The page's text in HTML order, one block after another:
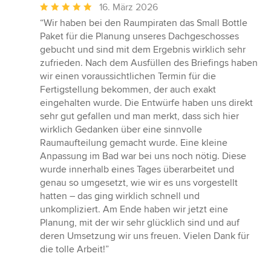
Durchschnittliche
Bewertung:
5
von
5
Sternen
16. März 2026
“Wir haben bei den Raumpiraten das Small Bottle
Paket für die Planung unseres Dachgeschosses
gebucht und sind mit dem Ergebnis wirklich sehr
zufrieden. Nach dem Ausfüllen des Briefings haben
wir einen voraussichtlichen Termin für die
Fertigstellung bekommen, der auch exakt
eingehalten wurde. Die Entwürfe haben uns direkt
sehr gut gefallen und man merkt, dass sich hier
wirklich Gedanken über eine sinnvolle
Raumaufteilung gemacht wurde. Eine kleine
Anpassung im Bad war bei uns noch nötig. Diese
wurde innerhalb eines Tages überarbeitet und
genau so umgesetzt, wie wir es uns vorgestellt
hatten – das ging wirklich schnell und
unkompliziert. Am Ende haben wir jetzt eine
Planung, mit der wir sehr glücklich sind und auf
deren Umsetzung wir uns freuen. Vielen Dank für
die tolle Arbeit!”